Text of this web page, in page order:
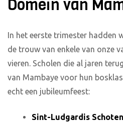
Domein van
In het eerste trimester hadden
de trouw van enkele van onze
vieren. Scholen die al jaren
van Mambaye voor hun
echt een jubileumfeest:
Sint-Ludgardis